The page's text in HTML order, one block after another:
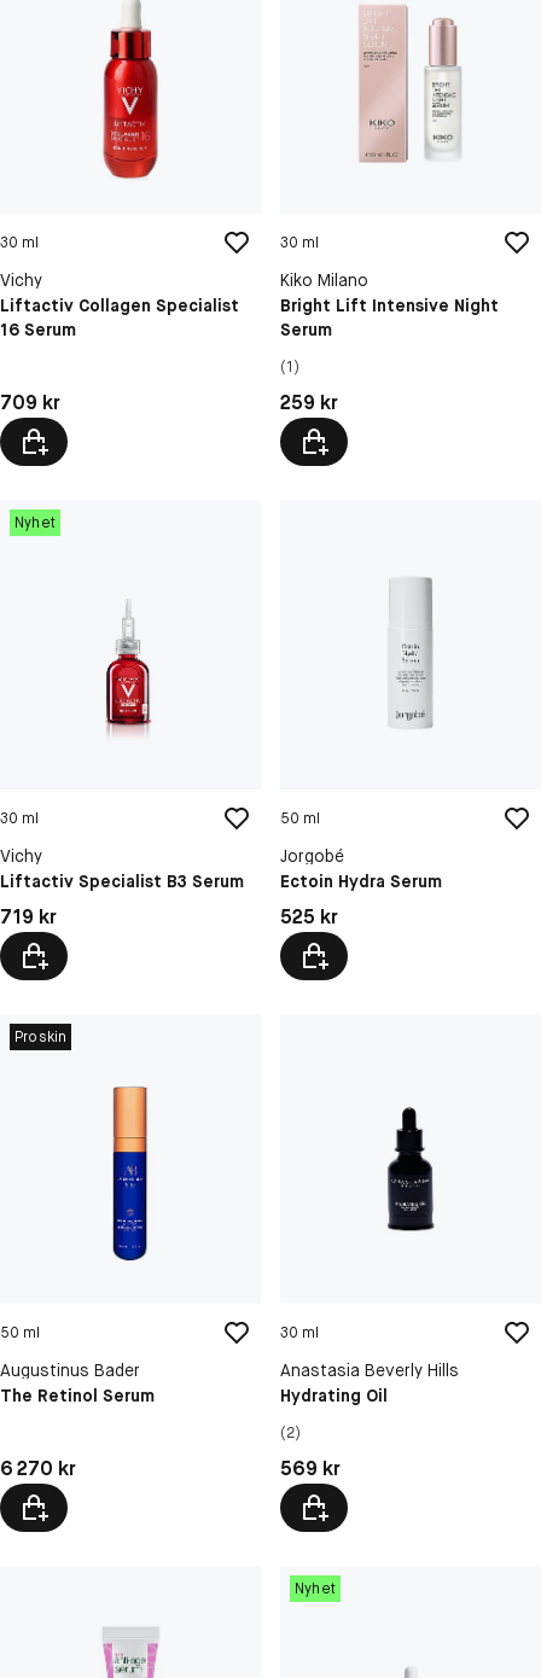
30 ml
Vichy
Liftactiv Collagen Specialist
16 Serum
Pris: 709 kr
709 kr
30 ml
Kiko Milano
Bright Lift Intensive Night
Serum
(1)
Pris: 259 kr
259 kr
Nyhet
30 ml
Vichy
Liftactiv Specialist B3 Serum
Pris: 719 kr
719 kr
50 ml
Jorgobé
Ectoin Hydra Serum
Pris: 525 kr
525 kr
Proskin
50 ml
Augustinus Bader
The Retinol Serum
Pris: 6 270 kr
6 270 kr
30 ml
Anastasia Beverly Hills
Hydrating Oil
(2)
Pris: 569 kr
569 kr
Nyhet